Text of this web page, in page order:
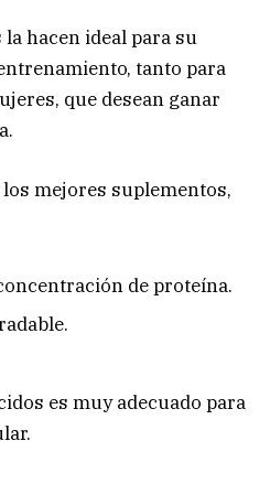
hacen ideal para su
tanto para
que desean ganar
mejores suplementos,
de proteína.
es muy adecuado para